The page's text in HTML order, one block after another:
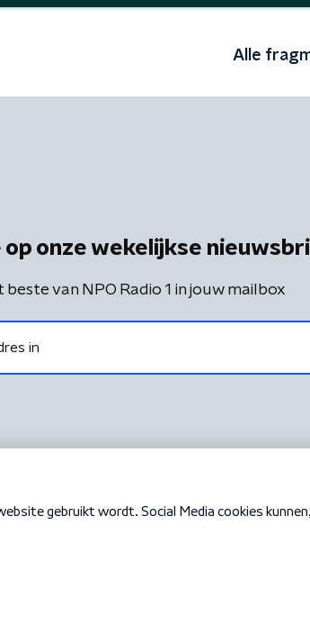
Alle
op onze wekelijkse
van NPO Radio 1 in jouw mailbox